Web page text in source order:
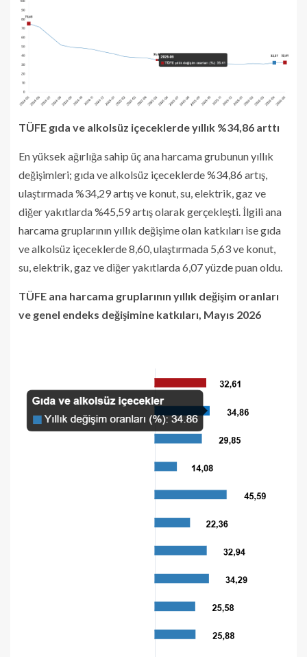
TÜFE gıda ve alkolsüz içeceklerde yıllık %34,86 arttı
En yüksek ağırlığa sahip üç ana harcama grubunun yıllık
değişimleri; gıda ve alkolsüz içeceklerde %34,86 artış,
ulaştırmada %34,29 artış ve konut, su, elektrik, gaz ve
diğer yakıtlarda %45,59 artış olarak gerçekleşti. İlgili ana
harcama gruplarının yıllık değişime olan katkıları ise gıda
ve alkolsüz içeceklerde 8,60, ulaştırmada 5,63 ve konut,
su, elektrik, gaz ve diğer yakıtlarda 6,07 yüzde puan oldu.
TÜFE ana harcama gruplarının yıllık değişim oranları
ve genel endeks değişimine katkıları, Mayıs 2026